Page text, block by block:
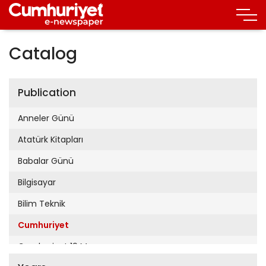
Catalog
Publication
Anneler Günü
Atatürk Kitapları
Babalar Günü
Bilgisayar
Bilim Teknik
Cumhuriyet
Cumhuriyet 19 Mayıs